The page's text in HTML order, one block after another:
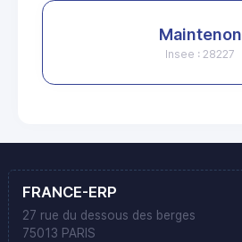
Maintenon
Insee : 28227
FRANCE-ERP
27 rue du dessous des berges
75013 PARIS